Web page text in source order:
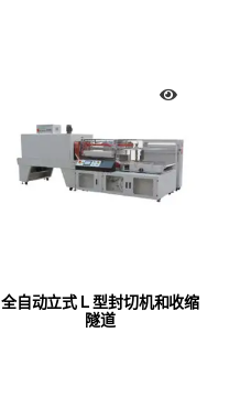
全自动立式 L 型封切机和收缩
隧道